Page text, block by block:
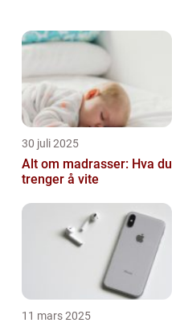
30 juli 2025
Alt om madrasser: Hva du
trenger å vite
11 mars 2025